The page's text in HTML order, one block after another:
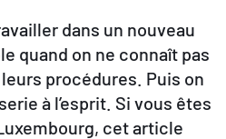
sur le site
FRDEEN
dans un nouveau
quand on ne connaît pas
procédures. Puis on
à l’esprit. Si vous êtes
cet article